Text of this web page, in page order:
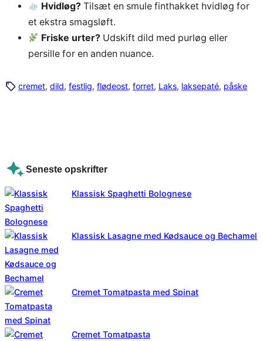
Hvidløg? Tilsæt en smule finthakket hvidløg for
et ekstra smagsløft.
Friske urter? Udskift dild med purløg eller
persille for en anden nuance.
cremet, dild, festlig, flødeost, forret, Laks, laksepaté, påske
Seneste opskrifter
Klassisk Spaghetti Bolognese
Klassisk Lasagne med Kødsauce og Bechamel
Cremet Tomatpasta med Spinat
Cremet Tomatpasta